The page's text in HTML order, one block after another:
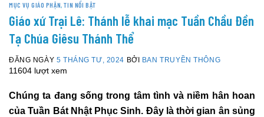
MỤC VỤ GIÁO PHẬN,TIN NỔI BẬT
Giáo xứ Trại Lê: Thánh lễ khai mạc Tuần Chầu Đền
Tạ Chúa Giêsu Thánh Thể
ĐĂNG NGÀY 5 THÁNG TƯ, 2024 BỞI BAN TRUYỀN THÔNG
11604 lượt xem
Chúng ta đang sống trong tâm tình và niềm hân hoan
của Tuần Bát Nhật Phục Sinh. Đây là thời gian ân sủng